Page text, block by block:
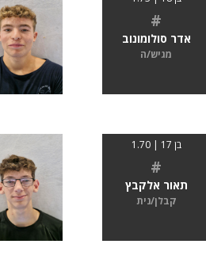
#
אדר סולומונוב
מגיש/ה
בן 17 | 1.70
#
תאור אלקבץ
קבלן/נית